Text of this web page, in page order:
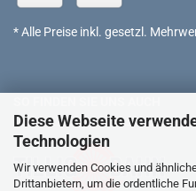
Diese Webseite
Technologien
Wir verwenden Cookies und
Drittanbietern, um die ordentliche
* Alle Preise inkl. gesetzl.